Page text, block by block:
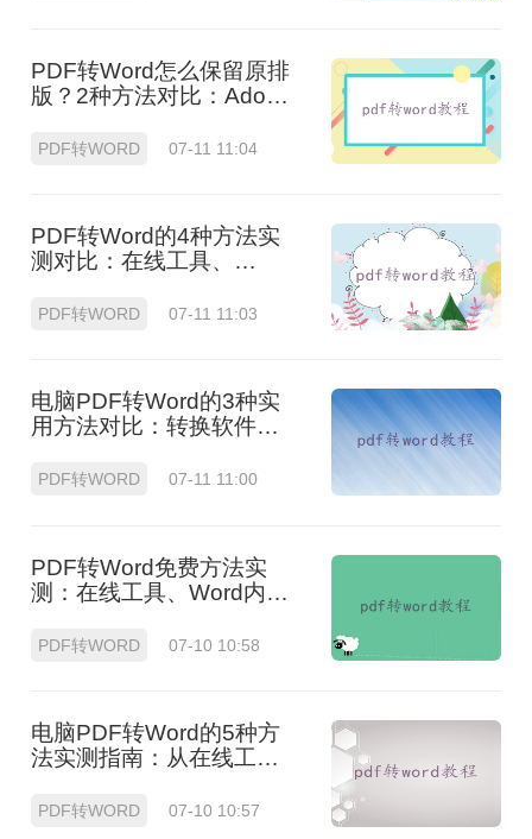
PDF转Word怎么保留原排
版？2种方法对比：Adobe
件实测
PDF转WORD 07-11 11:04
PDF转Word的4种方法实
测对比：在线工具、
置与OCR识别方案选择！
PDF转WORD 07-11 11:03
电脑PDF转Word的3种实
用方法对比：转换软件、
详解！
PDF转WORD 07-11 11:00
PDF转Word免费方法实
测：在线工具、Word内置
比！
PDF转WORD 07-10 10:58
电脑PDF转Word的5种方
法实测指南：从在线工具
化！
PDF转WORD 07-10 10:57